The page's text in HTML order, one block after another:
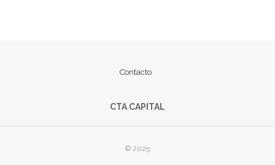
Contacto
CTA CAPITAL
© 2025